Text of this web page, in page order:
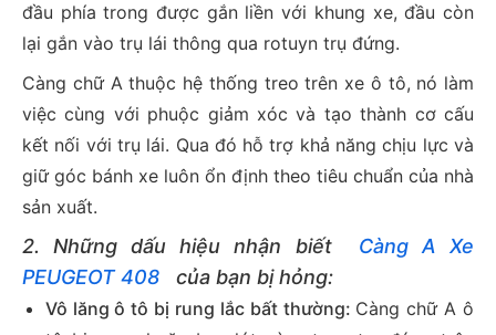
đầu phía trong được gắn liền với khung xe, đầu còn
lại gắn vào trụ lái thông qua rotuyn trụ đứng.
Càng chữ A thuộc hệ thống treo trên xe ô tô, nó làm
việc cùng với phuộc giảm xóc và tạo thành cơ cấu
kết nối với trụ lái. Qua đó hỗ trợ khả năng chịu lực và
giữ góc bánh xe luôn ổn định theo tiêu chuẩn của nhà
sản xuất.
2. Những dấu hiệu nhận biết Càng A Xe
PEUGEOT 408 của bạn bị hỏng:
Vô lăng ô tô bị rung lắc bất thường: Càng chữ A ô